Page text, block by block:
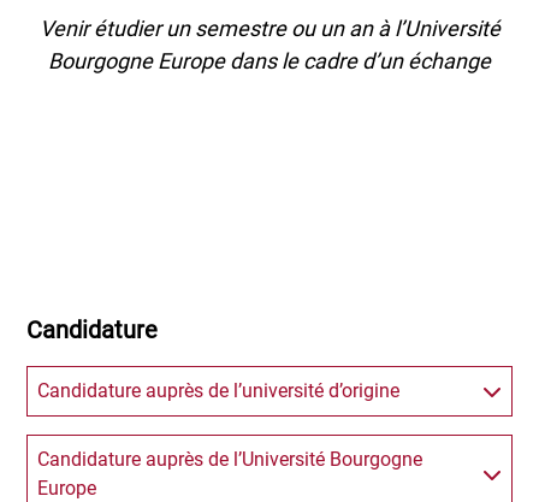
Venir étudier un semestre ou un an à l’Université
Bourgogne Europe dans le cadre d’un échange
Candidature
Candidature auprès de l’université d’origine
Candidature auprès de l’Université Bourgogne
Europe